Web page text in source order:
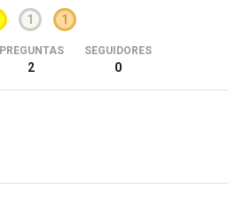
1 1
PREGUNTAS
2
SEGUIDORES
0